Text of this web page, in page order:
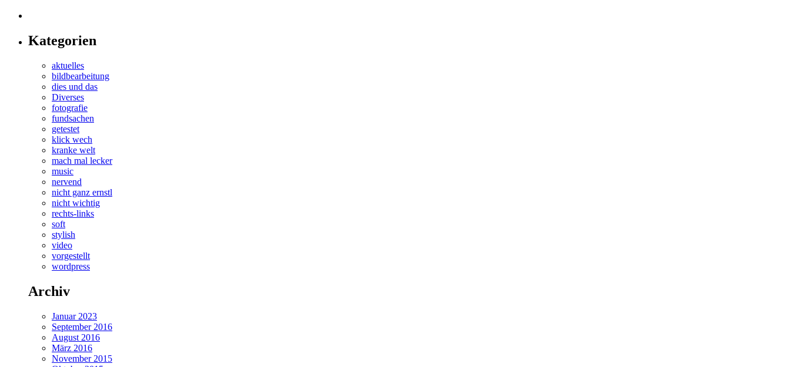
Kategorien
aktuelles
bildbearbeitung
dies und das
Diverses
fotografie
fundsachen
getestet
klick wech
kranke welt
mach mal lecker
music
nervend
nicht ganz ernstl
nicht wichtig
rechts-links
soft
stylish
video
vorgestellt
wordpress
Archiv
Januar 2023
September 2016
August 2016
März 2016
November 2015